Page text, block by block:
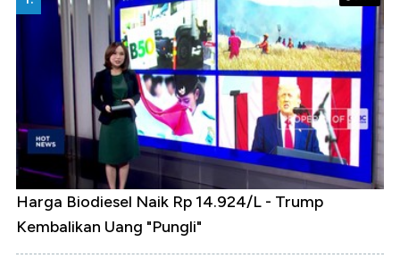
Harga Biodiesel Naik Rp 14.924/L - Trump
Kembalikan Uang "Pungli"